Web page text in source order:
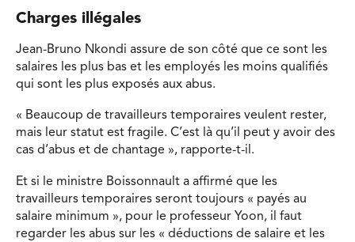
Charges illégales
Jean-Bruno Nkondi assure de son côté que ce sont les
salaires les plus bas et les employés les moins qualifiés
qui sont les plus exposés aux abus.
« Beaucoup de travailleurs temporaires veulent rester,
mais leur statut est fragile. C’est là qu’il peut y avoir des
cas d’abus et de chantage », rapporte-t-il.
Et si le ministre Boissonnault a affirmé que les
travailleurs temporaires seront toujours « payés au
salaire minimum », pour le professeur Yoon, il faut
regarder les abus sur les « déductions de salaire et les